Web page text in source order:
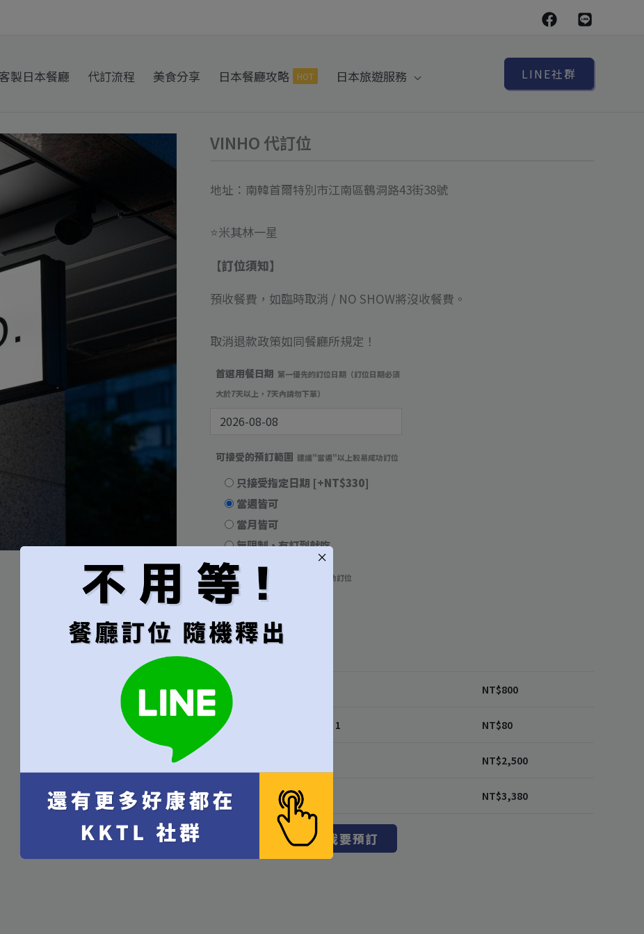
製日本餐廳 代訂流程 美食分享 日本餐廳攻略 HOT 日本旅遊服務 LINE社群
VINHO 代訂位
地址：南韓首爾特別市江南區鶴洞路43街38號
⭐️米其林一星
【訂位須知】
預收餐費，如臨時取消 / NO SHOW將沒收餐費 。
取消退款政策如同餐廳所規定！
首選用餐日期 第一優先的訂位日期（訂位日期必須
大於7天以上，7天內請勿下單）
可接受的預訂範圍 建議"當週"以上較易成功訂位
只接受指定日期 [+NT$330]
當週皆可
當月皆可
無限制，有訂到就吃
用餐時段 建議"隨機"較容易成功訂位
隨機（建議）
午餐
晚餐
代訂費 每位 NT$ NT$800
10% 服務費 每位 NT$ x 1 NT$80
NT$2,500
總計 NT$3,380
VINHO
訂
數
我要預訂